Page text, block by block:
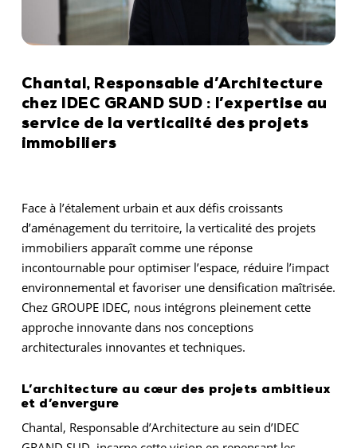
Chantal, Responsable d’Architecture
chez IDEC GRAND SUD : l’expertise au
service de la verticalité des projets
immobiliers
Face à l’étalement urbain et aux défis croissants
d’aménagement du territoire, la verticalité des projets
immobiliers apparaît comme une réponse
incontournable pour optimiser l’espace, réduire l’impact
environnemental et favoriser une densification maîtrisée.
Chez GROUPE IDEC, nous intégrons pleinement cette
approche innovante dans nos conceptions
architecturales innovantes et techniques.
L’architecture au cœur des projets ambitieux
et d’envergure
Chantal, Responsable d’Architecture au sein d’IDEC